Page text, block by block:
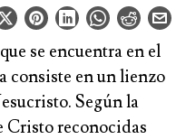
se encuentra en el
consiste en un lienzo
Según la
Cristo reconocidas